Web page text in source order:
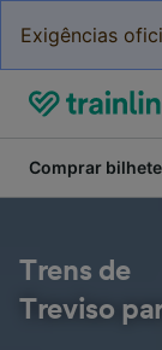
Exigências
Comprar
Trens de
Treviso